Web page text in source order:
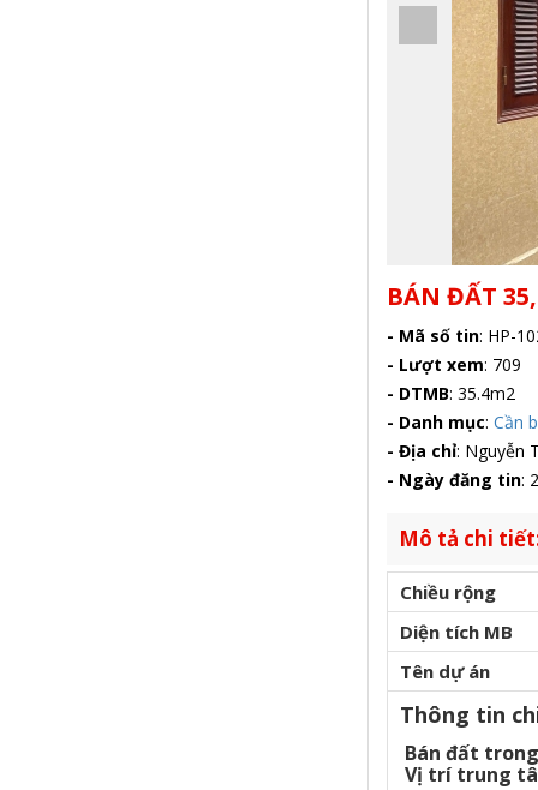
BÁN ĐẤT
- Mã số tin: HP-
- Lượt xem: 709
- DTMB: 35.4m2
- Danh mục: Cần
- Địa chỉ: Nguyễn
- Ngày đăng tin:
Mô tả chi
Chiều rộng
Diện tích MB
Tên dự án
Thông tin
Bán đất
Vị trí trung